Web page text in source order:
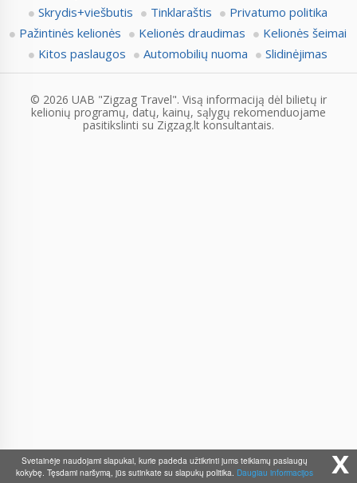
Skrydis+viešbutis
Tinklaraštis
Privatumo politika
Pažintinės kelionės
Kelionės draudimas
Kelionės šeimai
Kitos paslaugos
Automobilių nuoma Slidinėjimas
© 2026 UAB "Zigzag Travel". Visą informaciją dėl bilietų ir
kelionių programų, datų, kainų, sąlygų rekomenduojame
pasitikslinti su Zigzag.lt konsultantais.
x
Svetainėje naudojami slapukai, kurie padeda užtikrinti jums teikiamų paslaugų
kokybę. Tęsdami naršymą, jūs sutinkate su slapukų politika. Daugiau informacijos